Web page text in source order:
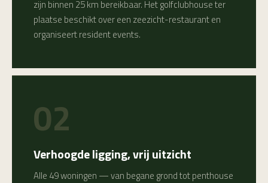
zijn binnen 25 km bereikbaar. Het golfclubhouse ter
plaatse beschikt over een zeezicht-restaurant en
organiseert resident events.
02
Verhoogde ligging, vrij uitzicht
Alle 49 woningen — van begane grond tot penthouse